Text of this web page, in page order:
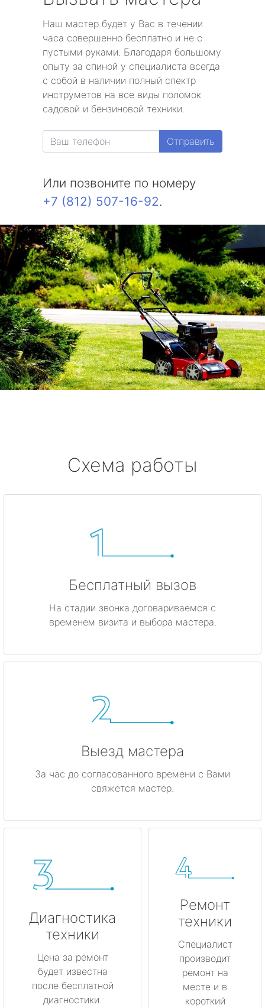
Наш мастер будет у Вас в течении
часа совершенно бесплатно и не с
пустыми руками. Благодаря большому
опыту за спиной у специалиста всегда
с собой в наличии полный спектр
инструметов на все виды поломок
садовой и бензиновой техники.
Отправить
Или позвоните по номеру
+7 (812) 507-16-92.
Схема работы
Бесплатный вызов
На стадии звонка договариваемся с
временем визита и выбора мастера.
Выезд мастера
За час до согласованного времени с Вами
свяжется мастер.
Диагностика
техники
Цена за ремонт
будет известна
после бесплатной
диагностики.
Ремонт
техники
Специалист
производит
ремонт на
месте и в
короткий